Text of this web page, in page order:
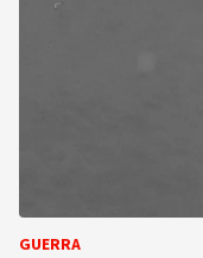
GUERRA